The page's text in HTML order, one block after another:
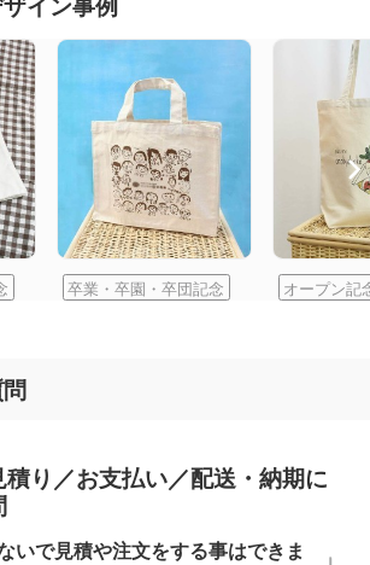
卒業・卒園・卒団記念 オープン記
り／お支払い／配送・納期に
いで見積や注文をする事はできま